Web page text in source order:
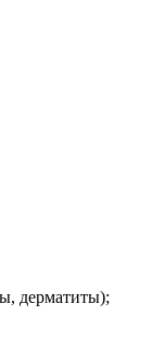
дерматиты);